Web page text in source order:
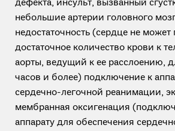
дефекта, инсульт, вызванный
небольшие артерии головного
недостаточность (сердце не может
достаточное количество крови к
аорты, ведущий к ее расслоению,
часов и более) подключение к
сердечно-легочной реанимации,
мембранная оксигенация
аппарату для обеспечения